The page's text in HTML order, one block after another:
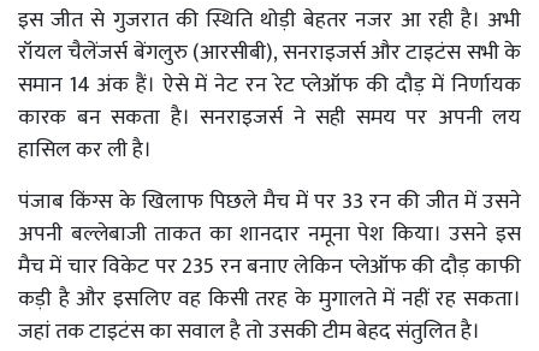
इस जीत से गुजरात की स्थिति थोड़ी बेहतर नजर आ रही है। अभी
रॉयल चैलेंजर्स बेंगलुरु (आरसीबी), सनराइजर्स और टाइटंस सभी के
समान 14 अंक हैं। ऐसे में नेट रन रेट प्लेऑफ की दौड़ में निर्णायक
कारक बन सकता है। सनराइजर्स ने सही समय पर अपनी लय
हासिल कर ली है।
पंजाब किंग्स के खिलाफ पिछले मैच में पर 33 रन की जीत में उसने
अपनी बल्लेबाजी ताकत का शानदार नमूना पेश किया। उसने इस
मैच में चार विकेट पर 235 रन बनाए लेकिन प्लेऑफ की दौड़ काफी
कड़ी है और इसलिए वह किसी तरह के मुगालते में नहीं रह सकता।
जहां तक टाइटंस का सवाल है तो उसकी टीम बेहद संतुलित है।